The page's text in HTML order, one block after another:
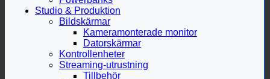
Studio & Produktion
Bildskärmar
Kameramonterade monitor
Datorskärmar
Kontrollenheter
Streaming-utrustning
Tillbehör